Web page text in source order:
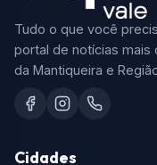
Tudo o que você
portal de notícias mais
da Mantiqueira e
Cidades